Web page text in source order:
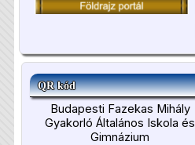
QR kód
Budapesti Fazekas Mihály
Gyakorló Általános Iskola és
Gimnázium